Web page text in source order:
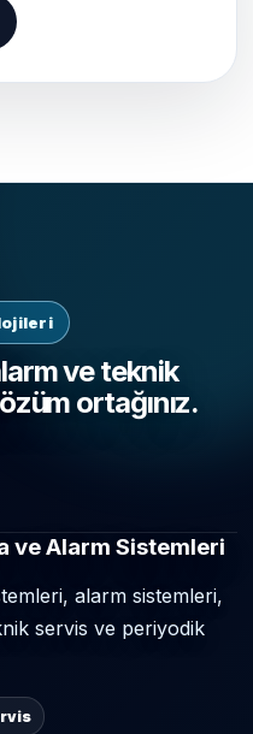
ve teknik
ortağınız.
ve Alarm Sistemleri
alarm sistemleri,
servis ve periyodik